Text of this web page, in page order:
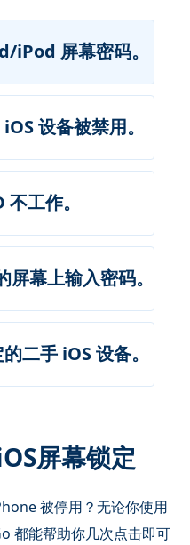
屏幕密码。
设备被禁用。
工作。
幕上输入密码。
二手 iOS 设备。
屏幕锁定
被停用？无论你使用
都能帮助你几次点击即可